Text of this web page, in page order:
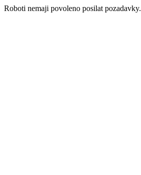
Roboti nemaji povoleno posilat pozadavky.